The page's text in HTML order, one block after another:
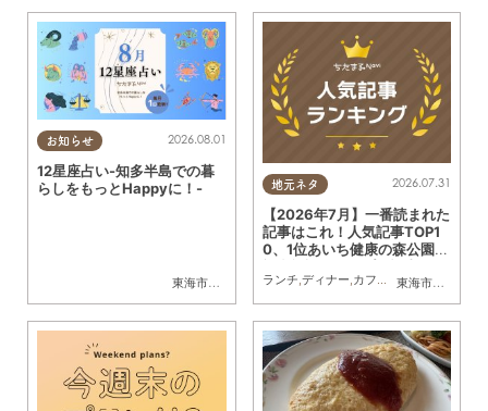
お知らせ
東海市
, 大府市 知多市,東浦町,阿久比町,半田市,常滑市
2026.08.01
12星座占い-知多半島での暮
らしをもっとHappyに！-
地元ネタ
東海市大府市
2026.07.31
【2026年7月】一番読まれた
記事はこれ！人気記事TOP1
0、1位あいち健康の森公園内
ランチ,ディナー,カフェ スイーツ